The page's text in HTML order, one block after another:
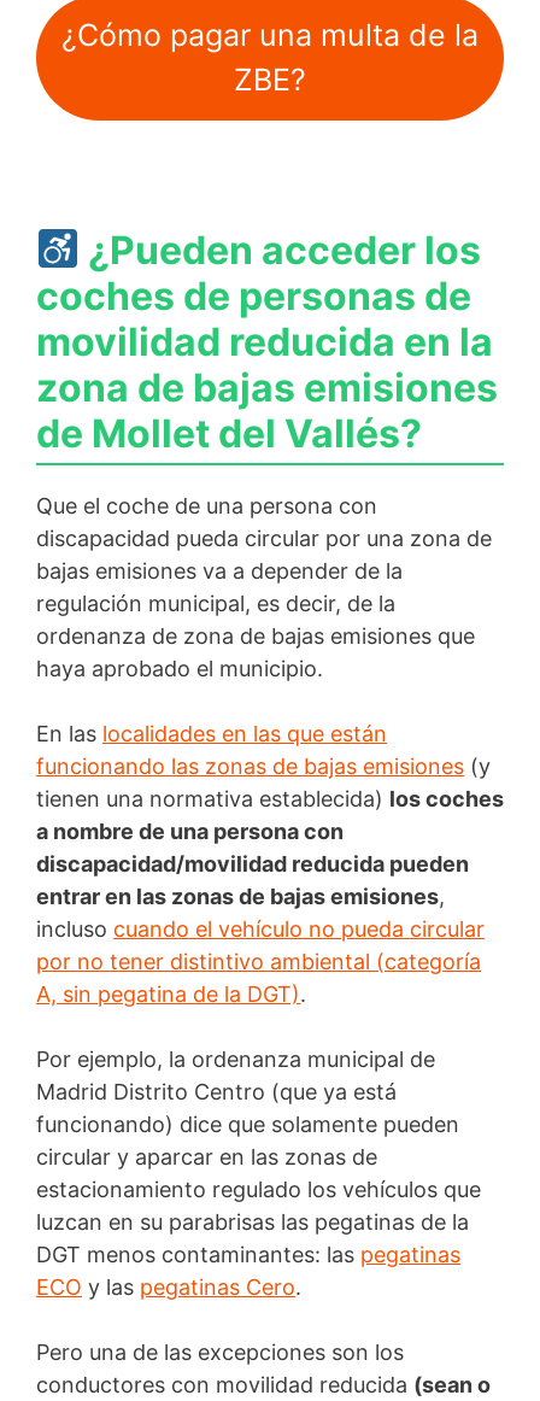
¿Cómo pagar una multa de la
ZBE?
¿Pueden acceder los
coches de personas de
movilidad reducida en la
zona de bajas emisiones
de Mollet del Vallés?
Que el coche de una persona con
discapacidad pueda circular por una zona de
bajas emisiones va a depender de la
regulación municipal, es decir, de la
ordenanza de zona de bajas emisiones que
haya aprobado el municipio.
En las localidades en las que están
funcionando las zonas de bajas emisiones (y
tienen una normativa establecida) los coches
a nombre de una persona con
discapacidad/movilidad reducida pueden
entrar en las zonas de bajas emisiones,
incluso cuando el vehículo no pueda circular
por no tener distintivo ambiental (categoría
A, sin pegatina de la DGT).
Por ejemplo, la ordenanza municipal de
Madrid Distrito Centro (que ya está
funcionando) dice que solamente pueden
circular y aparcar en las zonas de
estacionamiento regulado los vehículos que
luzcan en su parabrisas las pegatinas de la
DGT menos contaminantes: las pegatinas
ECO y las pegatinas Cero.
Pero una de las excepciones son los
conductores con movilidad reducida (sean o